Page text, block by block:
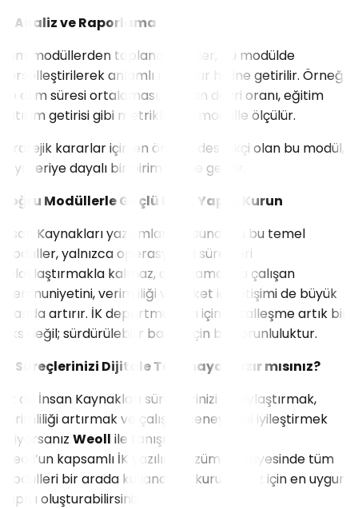
9. Analiz ve Raporlama
Tüm modüllerden toplanan veriler, bu modülde
görselleştirilerek anlamlı raporlar haline getirilir. Örneğin;
işe alım süresi ortalaması, çalışan devri oranı, eğitim
yatırım getirisi gibi metrikler bu modülle ölçülür.
Stratejik kararlar için en önemli destekçi olan bu modül,
İK’yı veriye dayalı bir birim haline getirir.
Doğru Modüllerle Güçlü Bir İK Yapısı Kurun
İnsan Kaynakları yazılımlarının sunduğu bu temel
modüller, yalnızca operasyonel süreçleri
kolaylaştırmakla kalmaz, aynı zamanda çalışan
memnuniyetini, verimliliği ve şirket içi iletişimi de büyük
oranda artırır. İK departmanları için dijitalleşme artık bir
lüks değil; sürdürülebilir başarı için bir zorunluluktur.
İK Süreçlerinizi Dijitale Taşımaya Hazır mısınız?
Siz de İnsan Kaynakları süreçlerinizi kolaylaştırmak,
verimliliği artırmak ve çalışan deneyimini iyileştirmek
istiyorsanız Weoll ile tanışın.
Weoll’un kapsamlı İK yazılım çözümleri sayesinde tüm
modülleri bir arada kullanabilir, kurumunuz için en uygun
yapıyı oluşturabilirsiniz.